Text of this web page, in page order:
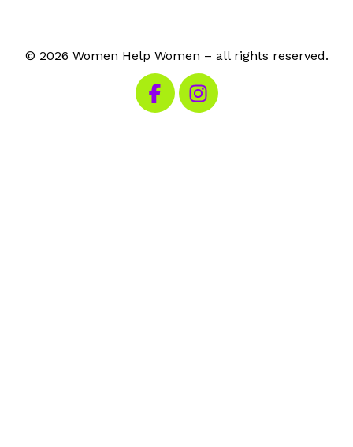
© 2026 Women Help Women – all rights reserved.
Visit our Facebook
Visit our Instagram